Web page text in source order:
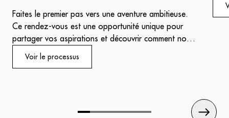
Faites le premier pas vers une aventure ambitieuse.
Ce rendez-vous est une opportunité unique pour
partager vos aspirations et découvrir comment nous
pouvons les transformer en réalité.
Nos experts vous accueilleront avec écoute et
Voir le processus